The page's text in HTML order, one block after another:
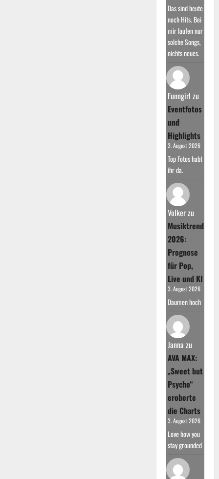
Das sind heute
noch Hits. Bei
mir laufen nur
solche Songs,
nichts neues.
Funngirl zu
Eventfotos
und
Highlights
3. August 2026
Top Fotos habt
ihr da.
Volkerzu
Musiktrends
2026:
Prognose
für Pop,
Live und KI
3. August 2026
Daumen hoch
Janna zu
AVA MAX:
„Sweet but
Psycho“
eroberte
die Charts
3. August 2026
Love how you
stay grounded